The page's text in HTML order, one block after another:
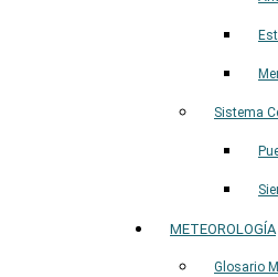
Sistema
METEOROLOGÍA
Glosario